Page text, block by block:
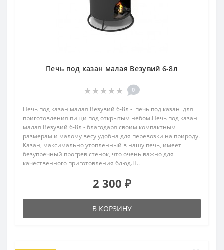
Печь под казан малая Везувий 6-8л
0
Печь под казан малая Везувий 6-8л - печь под казан для
приготовления пищи под открытым небом.Печь под казан
малая Везувий 6-8л - благодаря своим компактным
размерам и малому весу удобна для перевозки на природу.
Казан, максимально утопленный в нашу печь, имеет
безупречный прогрев стенок, что очень важно для
качественного приготовления блюд.П..
2 300 ₽
В КОРЗИНУ